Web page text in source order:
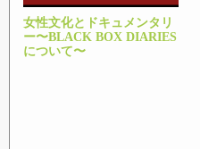
女性文化とドキュメンタリ
ー〜BLACK BOX DIARIES
について〜